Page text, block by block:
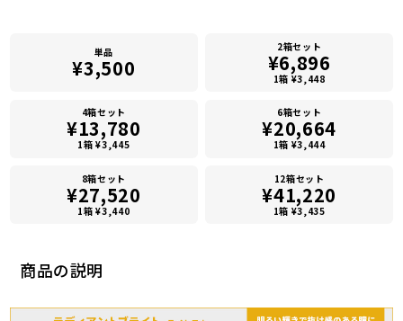
商品の説明
単品
¥3,500
2箱セット
¥6,896
1箱 ¥3,448
4箱セット
¥13,780
1箱 ¥3,445
6箱セット
¥20,664
1箱 ¥3,444
8箱セット
¥27,520
1箱 ¥3,440
12箱セット
¥41,220
1箱 ¥3,435